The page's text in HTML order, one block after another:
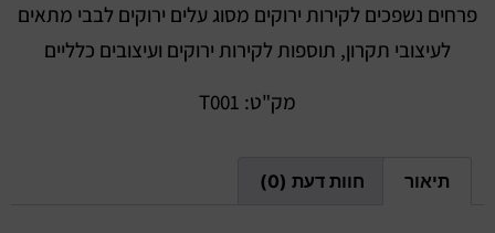
פרחים נשפכים לקירות ירוקים מסוג עלים ירוקים לבבי מתאים
לעיצובי תקרון, תוספות לקירות ירוקים ועיצובים כלליים
מק"ט: T001
תיאור חוות דעת (0)